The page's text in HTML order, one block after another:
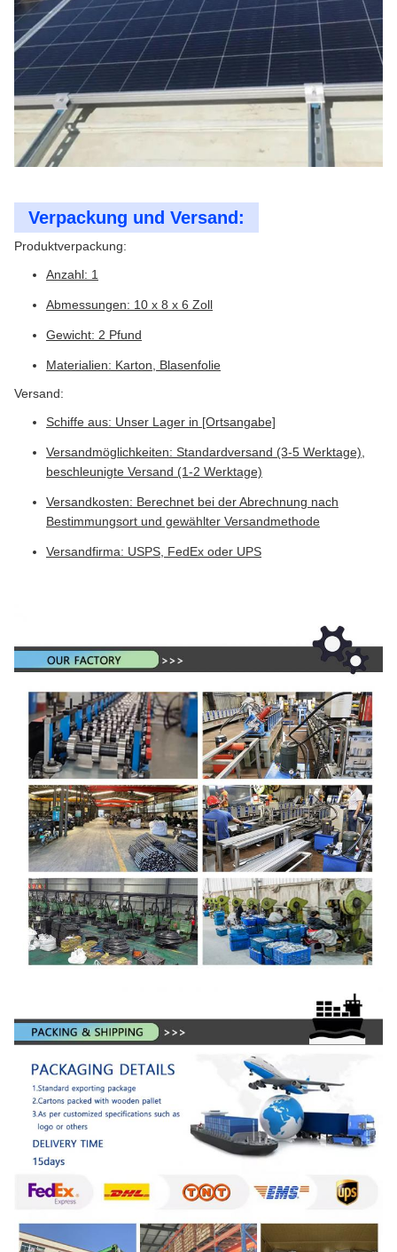
Verpackung und Versand:
Produktverpackung:
Anzahl: 1
Abmessungen: 10 x 8 x 6 Zoll
Gewicht: 2 Pfund
Materialien: Karton, Blasenfolie
Versand:
Schiffe aus: Unser Lager in [Ortsangabe]
Versandmöglichkeiten: Standardversand (3-5 Werktage),
beschleunigte Versand (1-2 Werktage)
Versandkosten: Berechnet bei der Abrechnung nach
Bestimmungsort und gewählter Versandmethode
Versandfirma: USPS, FedEx oder UPS